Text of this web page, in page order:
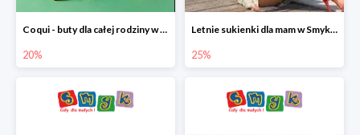
Coqui - buty dla całej rodziny w Smyku do -20%
20%
Letnie sukienki dla mam w Smyku do -25%
25%